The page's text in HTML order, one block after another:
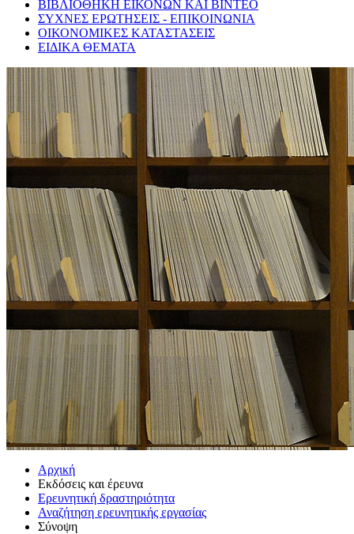
ΒΙΒΛΙΟΘΗΚΗ ΕΙΚΟΝΩΝ ΚΑΙ ΒΙΝΤΕΟ
ΣΥΧΝΕΣ ΕΡΩΤΗΣΕΙΣ - ΕΠΙΚΟΙΝΩΝΙΑ
ΟΙΚΟΝΟΜΙΚΕΣ ΚΑΤΑΣΤΑΣΕΙΣ
ΕΙΔΙΚΑ ΘΕΜΑΤΑ
Αρχική
Εκδόσεις και έρευνα
Ερευνητική δραστηριότητα
Αναζήτηση ερευνητικής εργασίας
Σύνοψη